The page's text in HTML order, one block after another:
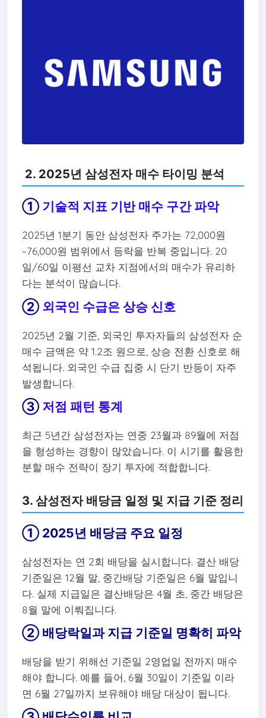
2. 2025년 삼성전자 매수 타이밍 분석
① 기술적 지표 기반 매수 구간 파악
2025년 1분기 동안 삼성전자 주가는 72,000원
~76,000원 범위에서 등락을 반복 중입니다. 20
일/60일 이평선 교차 지점에서의 매수가 유리하
다는 분석이 많습니다.
② 외국인 수급은 상승 신호
2025년 2월 기준, 외국인 투자자들의 삼성전자 순
매수 금액은 약 1.2조 원으로, 상승 전환 신호로 해
석됩니다. 외국인 수급 집중 시 단기 반등이 자주
발생합니다.
③ 저점 패턴 통계
최근 5년간 삼성전자는 연중 23월과 89월에 저점
을 형성하는 경향이 많았습니다. 이 시기를 활용한
분할 매수 전략이 장기 투자에 적합합니다.
3. 삼성전자 배당금 일정 및 지급 기준 정리
① 2025년 배당금 주요 일정
삼성전자는 연 2회 배당을 실시합니다. 결산 배당
기준일은 12월 말, 중간배당 기준일은 6월 말입니
다. 실제 지급일은 결산배당은 4월 초, 중간 배당은
8월 말에 이뤄집니다.
② 배당락일과 지급 기준일 명확히 파악
배당을 받기 위해선 기준일 2영업일 전까지 매수
해야 합니다. 예를 들어, 6월 30일이 기준일 이라
면 6월 27일까지 보유해야 배당 대상이 됩니다.